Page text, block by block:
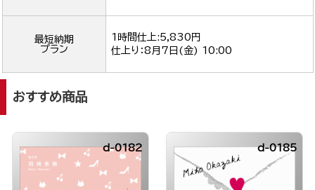
最短納期
プラン
1時間仕上:5,830円
仕上り：8月7日(金) 10:00
おすすめ商品
d-0182 d-0185